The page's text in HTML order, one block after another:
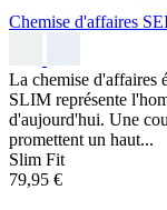
Chemise d'affaires
La chemise
SLIM représente
d'aujourd'hui. Une
promettent un haut...
Slim Fit
79,95 €